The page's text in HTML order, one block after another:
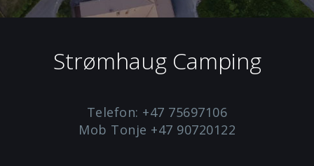
Strømhaug Camping
Telefon: +47 75697106
Mob Tonje +47 90720122